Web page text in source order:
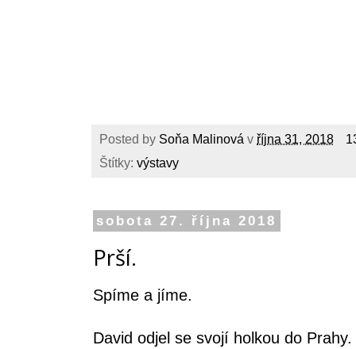
Posted by Soňa Malinová v října 31, 2018
Štítky: výstavy
sobota 27. října 2018
Prší.
Spíme a jíme.
David odjel se svojí holkou do